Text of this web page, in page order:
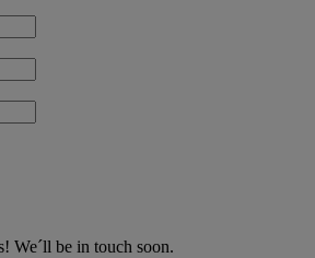
We´ll be in touch soon.